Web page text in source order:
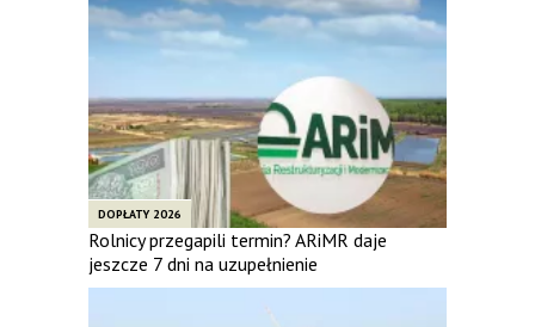
DOPŁATY 2026
Rolnicy przegapili termin? ARiMR daje
jeszcze 7 dni na uzupełnienie